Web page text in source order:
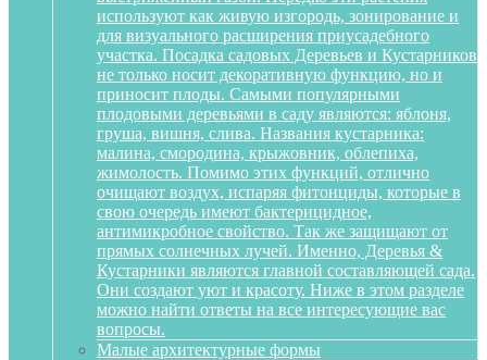
используют как живую изгородь, зонирование и
для визуального расширения приусадебного
участка. Посадка садовых Деревьев и Кустарников
не только носит декоративную функцию, но и
приносит плоды. Самыми популярными
плодовыми деревьями в саду являются: яблоня,
груша, вишня, слива. Названия кустарника:
малина, смородина, крыжовник, облепиха,
жимолость. Помимо этих функций, отлично
очищают воздух, испаряя фитонциды, которые в
свою очередь имеют бактерицидное,
антимикробное свойство. Так же защищают от
прямых солнечных лучей. Именно, Деревья &
Кустарники являются главной составляющей сада.
Они создают уют и красоту. Ниже в этом разделе
можно найти ответы на все интересующие вас
вопросы.
Малые архитектурные формы